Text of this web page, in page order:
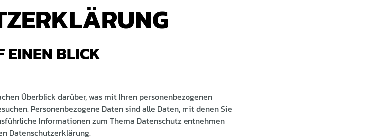
EINEN BLICK
Überblick darüber, was mit Ihren personenbezogenen
Personenbezogene Daten sind alle Daten, mit denen Sie
Informationen zum Thema Datenschutz entnehmen
Datenschutzerklärung.